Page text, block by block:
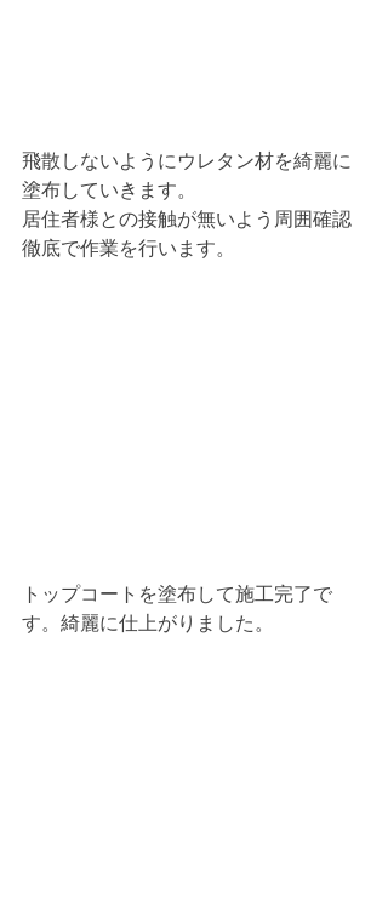
飛散しないようにウレタン材を綺麗に
塗布していきます。
居住者様との接触が無いよう周囲確認
徹底で作業を行います。
トップコートを塗布して施工完了で
す。綺麗に仕上がりました。